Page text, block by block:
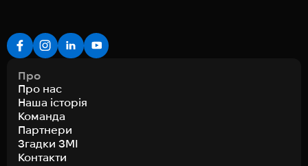
Про
Про нас
Наша історія
Команда
Партнери
Згадки ЗМІ
Контакти